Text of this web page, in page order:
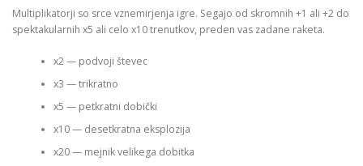
Multiplikatorji so srce vznemirjenja igre. Segajo od skromnih +1 ali +2 do
spektakularnih x5 ali celo x10 trenutkov, preden vas zadane raketa.
x2 — podvoji števec
x3 — trikratno
x5 — petkratni dobički
x10 — desetkratna eksplozija
x20 — mejnik velikega dobitka